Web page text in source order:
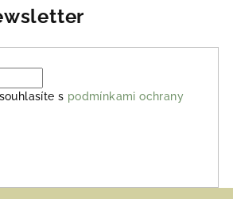
s podmínkami ochrany